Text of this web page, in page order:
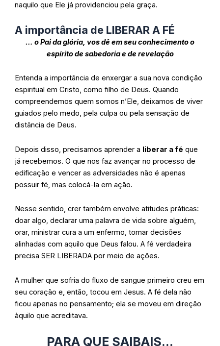
naquilo que Ele já providenciou pela graça.
A importância de LIBERAR A FÉ
… o Pai da glória, vos dê em seu conhecimento o
espírito de sabedoria e de revelação
Entenda a importância de enxergar a sua nova condição
espiritual em Cristo, como filho de Deus. Quando
compreendemos quem somos n’Ele, deixamos de viver
guiados pelo medo, pela culpa ou pela sensação de
distância de Deus.
Depois disso, precisamos aprender a liberar a fé que
já recebemos. O que nos faz avançar no processo de
edificação e vencer as adversidades não é apenas
possuir fé, mas colocá-la em ação.
Nesse sentido, crer também envolve atitudes práticas:
doar algo, declarar uma palavra de vida sobre alguém,
orar, ministrar cura a um enfermo, tomar decisões
alinhadas com aquilo que Deus falou. A fé verdadeira
precisa SER LIBERADA por meio de ações.
A mulher que sofria do fluxo de sangue primeiro creu em
seu coração e, então, tocou em Jesus. A fé dela não
ficou apenas no pensamento; ela se moveu em direção
àquilo que acreditava.
PARA QUE SAIBAIS…